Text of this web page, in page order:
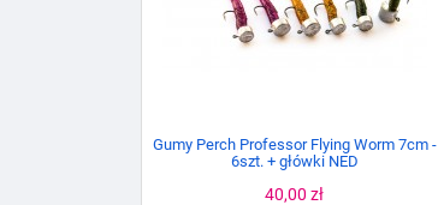
Gumy Perch Professor Flying Worm 7cm -
6szt. + główki NED
Cena
40,00 zł